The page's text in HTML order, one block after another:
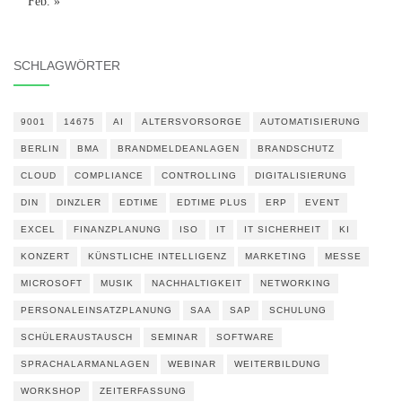
SCHLAGWÖRTER
9001 14675 AI ALTERSVORSORGE AUTOMATISIERUNG
BERLIN BMA BRANDMELDEANLAGEN BRANDSCHUTZ
CLOUD COMPLIANCE CONTROLLING DIGITALISIERUNG
DIN DINZLER EDTIME EDTIME PLUS ERP EVENT
EXCEL FINANZPLANUNG ISO IT IT SICHERHEIT KI
KONZERT KÜNSTLICHE INTELLIGENZ MARKETING MESSE
MICROSOFT MUSIK NACHHALTIGKEIT NETWORKING
PERSONALEINSATZPLANUNG SAA SAP SCHULUNG
SCHÜLERAUSTAUSCH SEMINAR SOFTWARE
SPRACHALARMANLAGEN WEBINAR WEITERBILDUNG
WORKSHOP ZEITERFASSUNG